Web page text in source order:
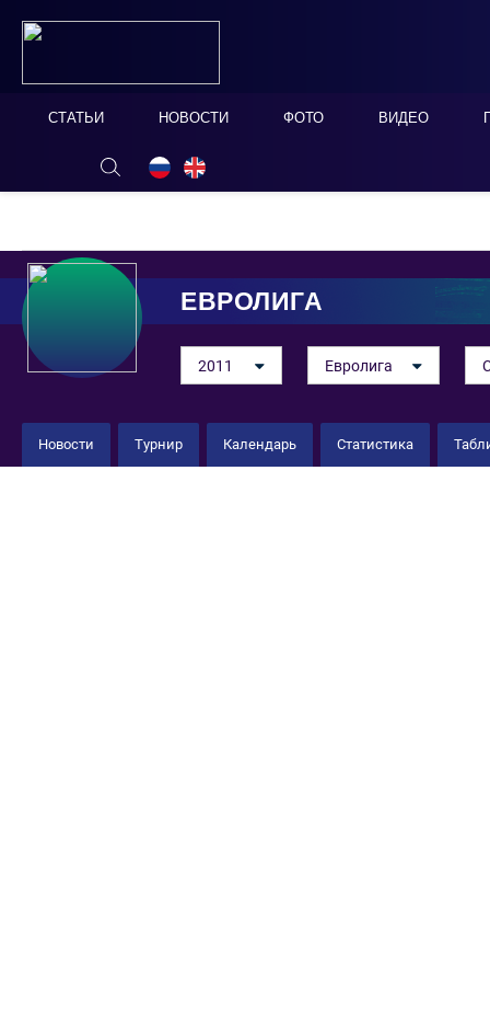
СТАТЬИ НОВОСТИ ФОТО ВИДЕО
ОНЛАЙН ТАБЛО СКРЫТЬ
ЕВРОЛИГА
2011 Евролига
Новости Турнир Календарь Статистика